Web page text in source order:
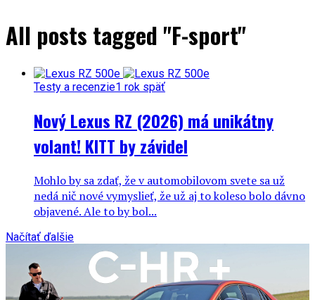
All posts tagged "F-sport"
Testy a recenzie1 rok späť
Nový Lexus RZ (2026) má unikátny
volant! KITT by závidel
Mohlo by sa zdať, že v automobilovom svete sa už
nedá nič nové vymyslieť, že už aj to koleso bolo dávno
objavené. Ale to by bol...
Načítať ďalšie